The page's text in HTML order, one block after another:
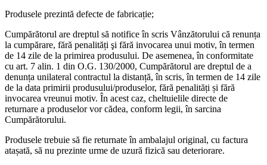
Produsele prezintă defecte de fabricație;
Cumpărătorul are dreptul să notifice în scris Vânzătorului că renunța
la cumpărare, fără penalități şi fără invocarea unui motiv, în termen
de 14 zile de la primirea produsului. De asemenea, în conformitate
cu art. 7 alin. 1 din O.G. 130/2000, Cumpărătorul are dreptul de a
denunța unilateral contractul la distanță, în scris, în termen de 14 zile
de la data primirii produsului/produselor, fără penalități și fără
invocarea vreunui motiv. În acest caz, cheltuielile directe de
returnare a produselor vor cădea, conform legii, în sarcina
Cumpărătorului.
Produsele trebuie să fie returnate în ambalajul original, cu factura
atașată, să nu prezinte urme de uzură fizică sau deteriorare.